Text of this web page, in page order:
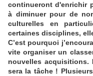
continueront d'enrichir
à diminuer pour de
culturelles en
certaines disciplines,
C’est pourquoi
vite organiser un
nouvelles
sera la tâche !